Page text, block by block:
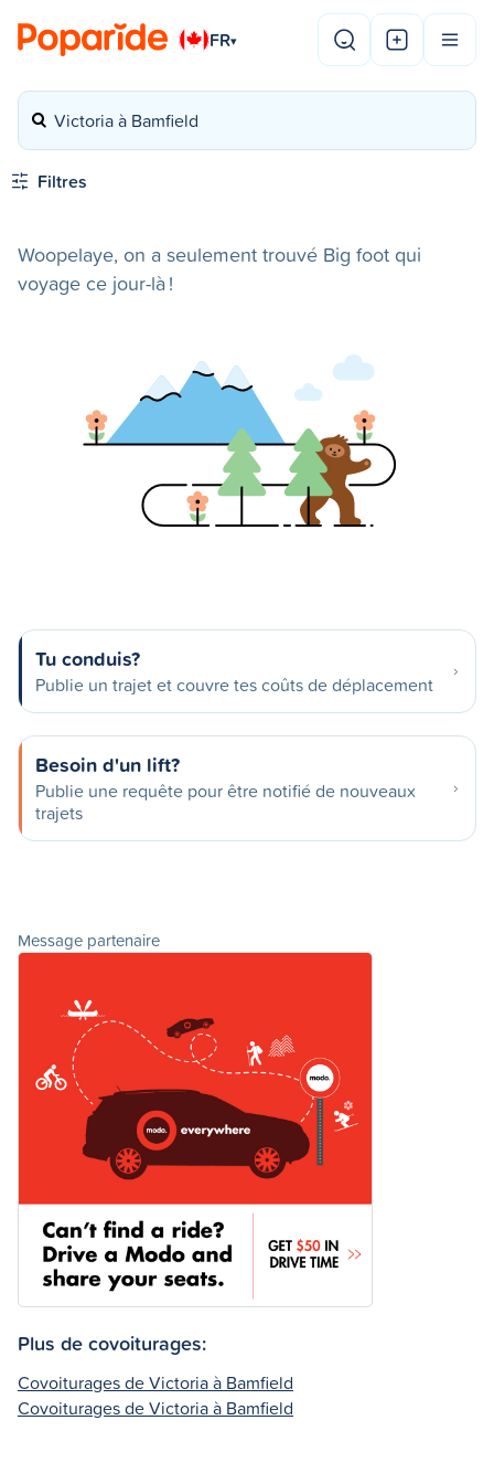
FR▾
Victoria à Bamfield
Filtres
Woopelaye, on a seulement trouvé Big foot qui
voyage ce jour-là !
Tu conduis?
Publie un trajet et couvre tes coûts de déplacement
Besoin d'un lift?
Publie une requête pour être notifié de nouveaux
trajets
Message partenaire
Plus de covoiturages:
Covoiturages de Victoria à Bamfield
Covoiturages de Victoria à Bamfield